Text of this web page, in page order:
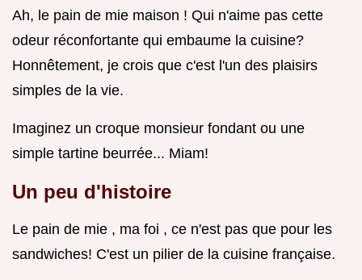
Ah, le pain de mie maison ! Qui n'aime pas cette
odeur réconfortante qui embaume la cuisine?
Honnêtement, je crois que c'est l'un des plaisirs
simples de la vie.
Imaginez un croque monsieur fondant ou une
simple tartine beurrée... Miam!
Un peu d'histoire
Le pain de mie , ma foi , ce n'est pas que pour les
sandwiches! C'est un pilier de la cuisine française.